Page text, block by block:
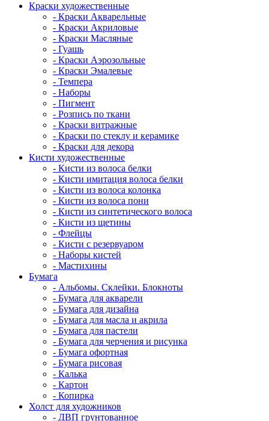
Краски художественные
- Краски Акварельные
- Краски Акриловые
- Краски Масляные
- Гуашь
- Краски Аэрозольные
- Краски Эмалевые
- Темпера
- Наборы
- Пигмент
- Розпись по ткани
- Краски витражные
- Краски по стеклу и керамике
- Краски для декора
Кисти художественные
- Кисти из волоса белки
- Кисти имитация волоса белки
- Кисти из волоса колонка
- Кисти из волоса пони
- Кисти из синтетического волоса
- Кисти из щетины
- Флейцы
- Кисти с резервуаром
- Наборы кистей
- Мастихины
Бумага
- Альбомы. Склейки. Блокноты
- Бумага для акварели
- Бумага для дизайна
- Бумага для масла и акрила
- Бумага для пастели
- Бумага для черчения и рисунка
- Бумага офортная
- Бумага рисовая
- Калька
- Картон
- Копирка
Холст для художников
- ДВП грунтованное